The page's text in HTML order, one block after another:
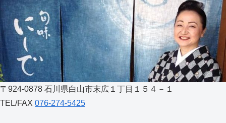
〒924-0878 石川県白山市末広１丁目１５４－１
TEL/FAX 076-274-5425